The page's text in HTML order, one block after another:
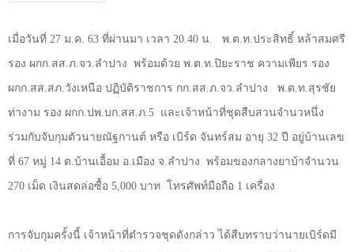
เมื่อวันที่ 27 ม.ค. 63 ที่ผ่านมา เวลา 20.40 น. พ.ต.ท.ประสิทธิ์ หล้าสมศรี
รอง ผกก.สส.ภ.จว.ลำปาง พร้อมด้วย พ.ต.ท.ปิยะราช ความเพียร รอง
ผกก.สส.สภ.วังเหนือ ปฏิบัติราชการ กก.สส.ภ.จว.ลำปาง พ.ต.ท.สุรชัย
ท่างาม รอง ผกก.ปพ.บก.สส.ภ. 5 และเจ้าหน้าที่ชุดสืบสวนจำนวหนึ่ง
ร่วมกับจับกุมตัวนายณัฐกานต์ หรือ เบิร์ด จันทร์สม อายุ 32 ปี อยู่บ้านเลข
ที่ 67 หมู่ 14 ต.บ้านเอื้อม อ.เมือง จ.ลำปาง พร้อมของกลางยาบ้าจำนวน
270 เม็ด เงินสดล่อซื้อ 5,000 บาท โทรศัพท์มือถือ 1 เครื่อง
การจับกุมครั้งนี้ เจ้าหน้าที่ตำรวจชุดดังกล่าว ได้สืบทราบว่านายเบิร์ดมี